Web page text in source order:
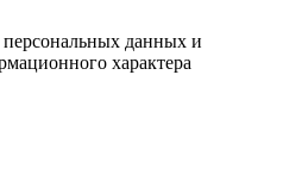
персональных данных и
характера